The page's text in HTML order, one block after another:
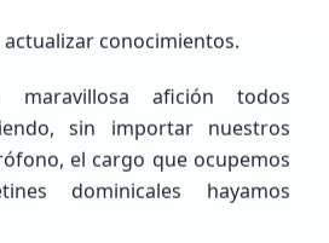
actualizar conocimientos.
afición todos
sin importar nuestros
el cargo que ocupemos
dominicales hayamos